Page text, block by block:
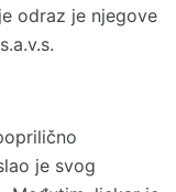
odraz je njegove
je svog